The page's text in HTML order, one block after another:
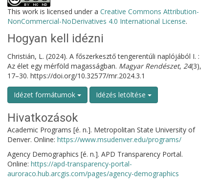
This work is licensed under a Creative Commons Attribution-
NonCommercial-NoDerivatives 4.0 International License.
Hogyan kell idézni
Christián, L. (2024). A főszerkesztő tengerentúli naplójából I. :
Az élet egy mérföld magasságban. Magyar Rendészet, 24(3),
17–30. https://doi.org/10.32577/mr.2024.3.1
Idézet formátumok Idézés letöltése
Hivatkozások
Academic Programs [é. n.]. Metropolitan State University of
Denver. Online: https://www.msudenver.edu/programs/
Agency Demographics [é. n.]. APD Transparency Portal.
Online: https://apd-transparency-portal-
auroraco.hub.arcgis.com/pages/agency-demographics